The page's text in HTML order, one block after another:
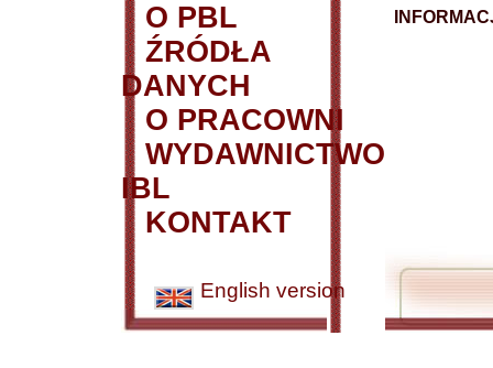
O PBL
ŹRÓDŁA
DANYCH
O PRACOWNI
WYDAWNICTWO
IBL
KONTAKT
English version